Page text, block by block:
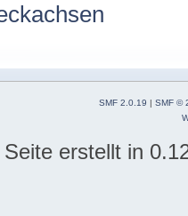
SMF 2.0.19 | SMF ©
Seite erstellt in